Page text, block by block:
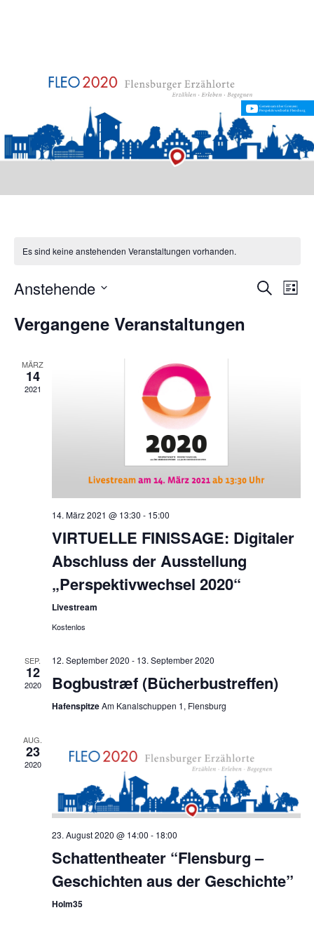
Gemeinsam über Grenzen:
Perspektivwechsel in Flensburg
Es sind keine anstehenden Veranstaltungen vorhanden.
Suche
Suche
Liste
Anstehende
wählen.
Vergangene Veranstaltungen
MÄRZ
14
2021
14. März 2021 @ 13:30 - 15:00
VIRTUELLE FINISSAGE: Digitaler
Abschluss der Ausstellung
„Perspektivwechsel 2020“
Livestream
Kostenlos
SEP.
12
2020
12. September 2020 - 13. September 2020
Bogbustræf (Bücherbustreffen)
HafenspitzeAm Kanalschuppen 1, Flensburg
AUG.
23
2020
23. August 2020 @ 14:00 - 18:00
Schattentheater “Flensburg –
Geschichten aus der Geschichte”
Holm35